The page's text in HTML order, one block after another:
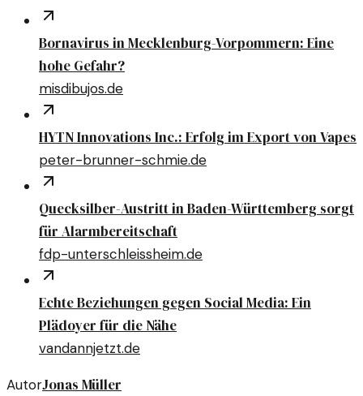
Bornavirus in Mecklenburg-Vorpommern: Eine
hohe Gefahr?
misdibujos.de
HYTN Innovations Inc.: Erfolg im Export von Vapes
peter-brunner-schmie.de
Quecksilber-Austritt in Baden-Württemberg sorgt
für Alarmbereitschaft
fdp-unterschleissheim.de
Echte Beziehungen gegen Social Media: Ein
Plädoyer für die Nähe
vandannjetzt.de
AutorJonas Müller